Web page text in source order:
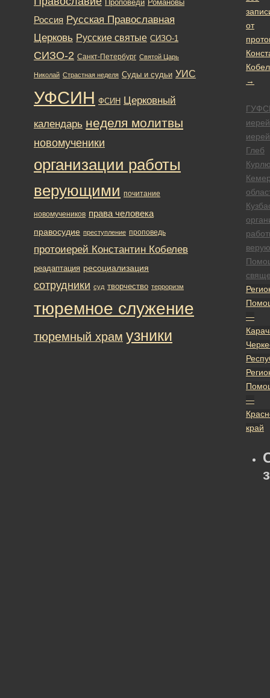
от
→
иерей
иерей
Глеб
—
—
край
Проповеди Романовы
Россия Русская Православная
Церковь Русские святые СИЗО-1
СИЗО-2 Санкт-Петербург Святой Царь
Николай Страстная неделя Суды и судьи УИС
УФСИН ФСИН Церковный
календарь неделя молитвы
новомученики
организации работы
верующими почитание
новомучеников права человека
правосудие преступление проповедь
протоиерей Константин Кобелев
реадаптация ресоциализация
сотрудники суд творчество терроризм
тюремное служение
тюремный храм узники